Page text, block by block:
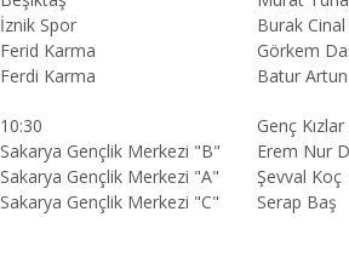
İznik Spor
Burak
Ferid Karma
Görkem
Ferdi Karma Batur
10:30
Genç
Sakarya Gençlik Merkezi "B"
Erem Nur
Sakarya Gençlik Merkezi "A"
Şevval Koç
Sakarya Gençlik Merkezi "C" Serap Baş